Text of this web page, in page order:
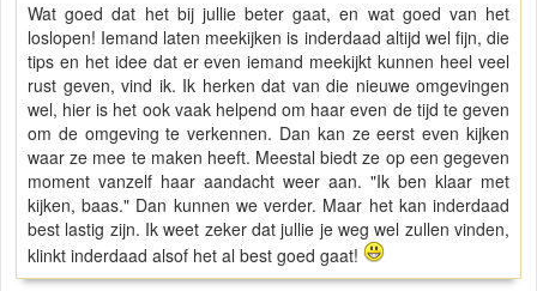
Wat goed dat het bij jullie beter gaat, en wat goed van het
loslopen! Iemand laten meekijken is inderdaad altijd wel fijn, die
tips en het idee dat er even iemand meekijkt kunnen heel veel
rust geven, vind ik. Ik herken dat van die nieuwe omgevingen
wel, hier is het ook vaak helpend om haar even de tijd te geven
om de omgeving te verkennen. Dan kan ze eerst even kijken
waar ze mee te maken heeft. Meestal biedt ze op een gegeven
moment vanzelf haar aandacht weer aan. "Ik ben klaar met
kijken, baas." Dan kunnen we verder. Maar het kan inderdaad
best lastig zijn. Ik weet zeker dat jullie je weg wel zullen vinden,
klinkt inderdaad alsof het al best goed gaat!